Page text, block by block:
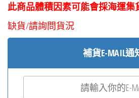
此商品體積因素可能會採海運集
缺貨/請詢問貨況
補貨E-MAIL通